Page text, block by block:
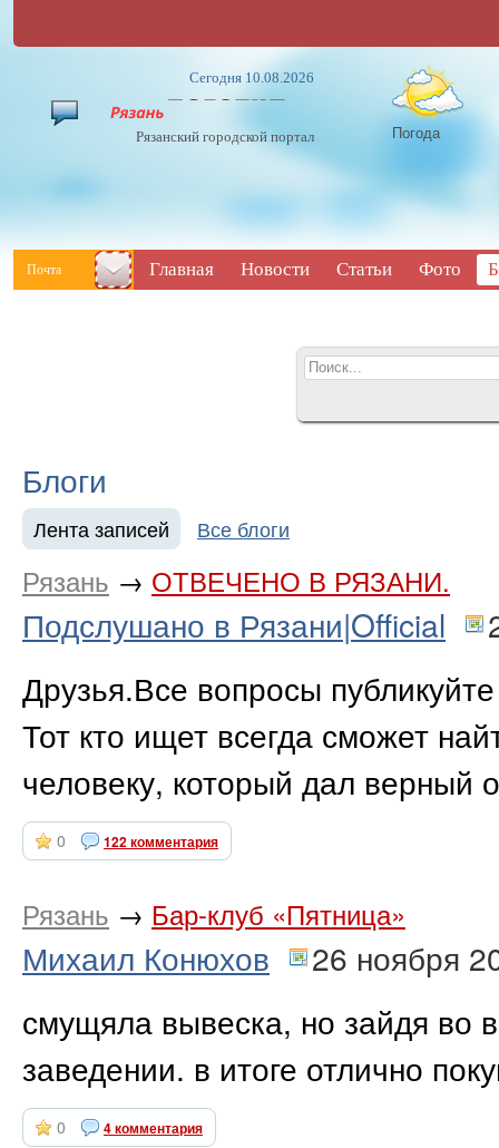
Сегодня 10.08.2026
Рязанский городской портал Погода
Почта Главная Новости Статьи Фото
Блоги
Лента записей Все блоги
Рязань → ОТВЕЧЕНО В РЯЗАНИ.
Подслушано в Рязани|Official
Друзья.Все вопросы
Тот кто ищет всегда сможет
человеку, который дал верный
0 122 комментария
Рязань → Бар-клуб «Пятница»
Михаил Конюхов
26 ноября
смущяла вывеска, но зайдя во
заведении. в итоге отлично
0 4 комментария